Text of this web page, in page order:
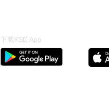
下載KSD App